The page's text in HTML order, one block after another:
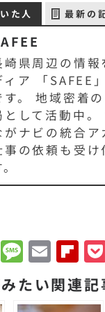
た人 最新の
崎県周辺の情報
ィア 「SAFEE
す。 地域密着
として活動中。
がナビの統合
事の依頼も受け
Li M
e
s
E
m
a
F
li
p
たい関連記